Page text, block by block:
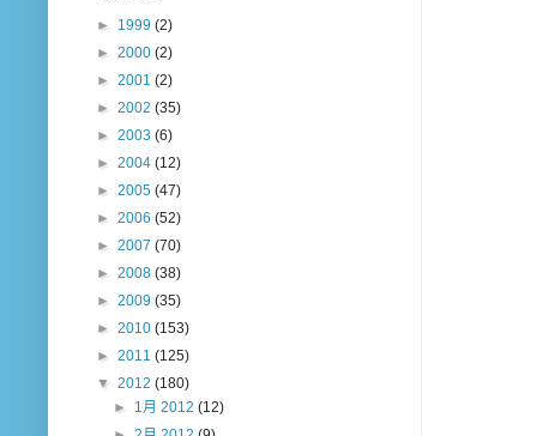
► 1999 (2)
► 2000 (2)
► 2001 (2)
► 2002 (35)
► 2003 (6)
► 2004 (12)
► 2005 (47)
► 2006 (52)
► 2007 (70)
► 2008 (38)
► 2009 (35)
► 2010 (153)
► 2011 (125)
▼ 2012 (180)
► 1月 2012(12)